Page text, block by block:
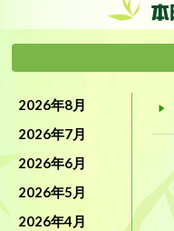
2026年8月
2026年7月
2026年6月
2026年5月
2026年4月